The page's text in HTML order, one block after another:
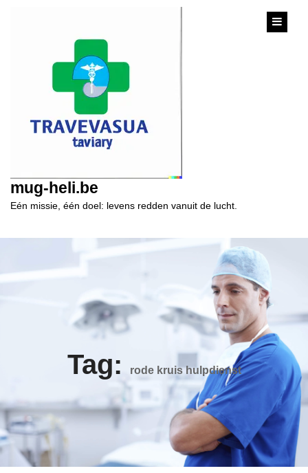
mug-heli.be
Eén missie, één doel: levens redden vanuit de lucht.
Tag: rode kruis hulpdienst